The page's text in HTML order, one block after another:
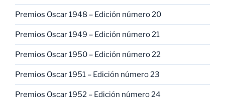
Premios Oscar 1948 – Edición número 20
Premios Oscar 1949 – Edición número 21
Premios Oscar 1950 – Edición número 22
Premios Oscar 1951 – Edición número 23
Premios Oscar 1952 – Edición número 24